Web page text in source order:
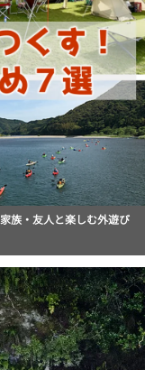
族・友人と楽しむ外遊び